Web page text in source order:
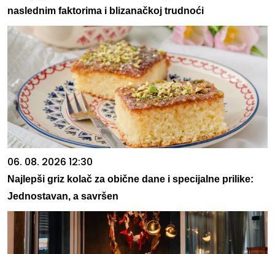
naslednim faktorima i blizanačkoj trudnoći
06. 08. 2026 12:30
Najlepši griz kolač za obične dane i specijalne prilike:
Jednostavan, a savršen